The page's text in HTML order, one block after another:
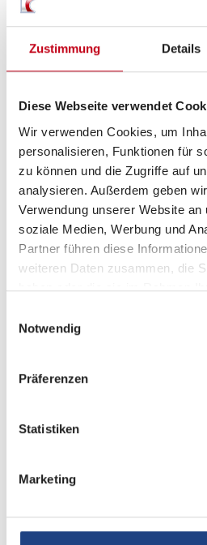
Zustimmung Details
Diese Webseite verwendet
Wir verwenden Cookies, um
personalisieren, Funktionen für
zu können und die Zugriffe auf
analysieren. Außerdem geben
Verwendung unserer Website
soziale Medien, Werbung und
Partner führen diese
weiteren Daten zusammen, die
haben oder die sie im Rahmen
Notwendig
Präferenzen
Statistiken
Marketing
Fahrgestell
Zentralverriegelung
Aufbau
Fahrradträger für 2 Räder
Markise
DAB Radio
Navigationssystem